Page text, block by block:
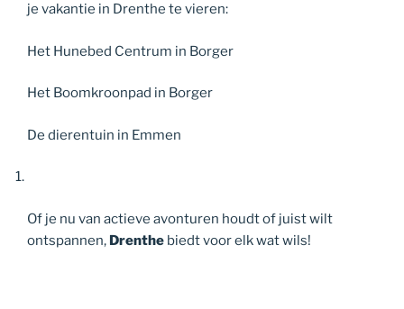
je vakantie in Drenthe te vieren:
Het Hunebed Centrum in Borger
Het Boomkroonpad in Borger
De dierentuin in Emmen
Of je nu van actieve avonturen houdt of juist wilt
ontspannen, Drenthe biedt voor elk wat wils!